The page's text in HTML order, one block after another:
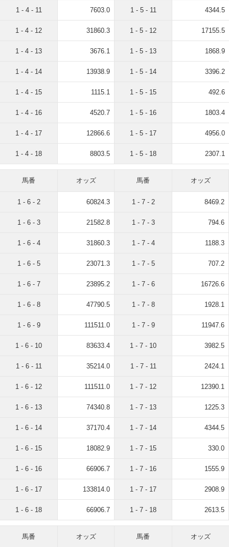
1 - 4 - 11 7603.0
1 - 4 - 12 31860.3
1 - 4 - 13 3676.1
1 - 4 - 14 13938.9
1 - 4 - 15 1115.1
1 - 4 - 16 4520.7
1 - 4 - 17 12866.6
1 - 4 - 18 8803.5
1 - 5 - 11 4344.5
1 - 5 - 12 17155.5
1 - 5 - 13 1868.9
1 - 5 - 14 3396.2
1 - 5 - 15 492.6
1 - 5 - 16 1803.4
1 - 5 - 17 4956.0
1 - 5 - 18 2307.1
馬番 オッズ
1 - 6 - 2 60824.3
1 - 6 - 3 21582.8
1 - 6 - 4 31860.3
1 - 6 - 5 23071.3
1 - 6 - 7 23895.2
1 - 6 - 8 47790.5
1 - 6 - 9 111511.0
1 - 6 - 10 83633.4
1 - 6 - 11 35214.0
1 - 6 - 12 111511.0
1 - 6 - 13 74340.8
1 - 6 - 14 37170.4
1 - 6 - 15 18082.9
1 - 6 - 16 66906.7
1 - 6 - 17 133814.0
1 - 6 - 18 66906.7
馬番 オッズ
1 - 7 - 2 8469.2
1 - 7 - 3 794.6
1 - 7 - 4 1188.3
1 - 7 - 5 707.2
1 - 7 - 6 16726.6
1 - 7 - 8 1928.1
1 - 7 - 9 11947.6
1 - 7 - 10 3982.5
1 - 7 - 11 2424.1
1 - 7 - 12 12390.1
1 - 7 - 13 1225.3
1 - 7 - 14 4344.5
1 - 7 - 15 330.0
1 - 7 - 16 1555.9
1 - 7 - 17 2908.9
1 - 7 - 18 2613.5
馬番 オッズ 馬番 オッズ